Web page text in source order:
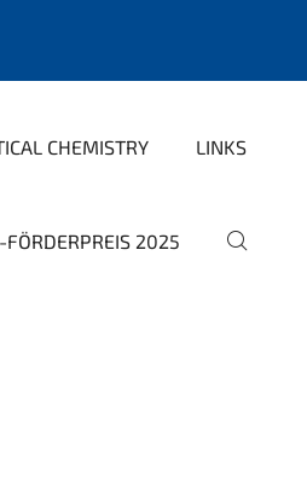
CHEMISTRY LINKS
FÖRDERPREIS 2025